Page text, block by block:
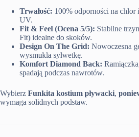
Trwałość: 100% odporności na chlor
UV.
Fit & Feel (Ocena 5/5): Stabilne
Fit) idealne do skoków.
Design On The Grid: Nowoczesna
wysmukla sylwetkę.
Komfort Diamond Back:
spadają podczas nawrotów.
Wybierz Funkita kostium pływacki,
wymaga solidnych podstaw.